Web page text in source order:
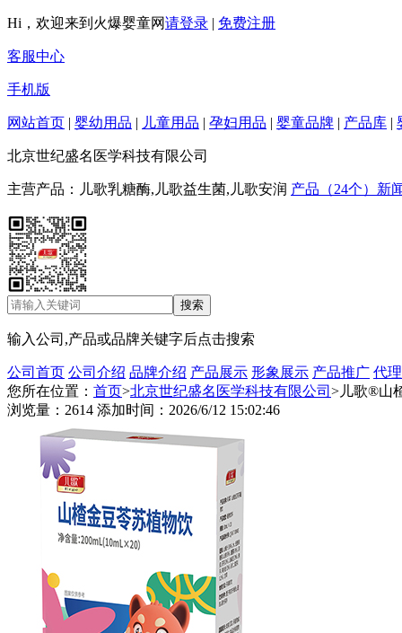
Hi，欢迎来到火爆婴童网请登录 | 免费注册
客服中心
手机版
网站首页 | 婴幼用品 | 儿童用品 | 孕妇用品 | 婴童品牌 | 产品库 |
北京世纪盛名医学科技有限公司
主营产品：儿歌乳糖酶,儿歌益生菌,儿歌安润 产品（24个） 新
输入公司,产品或品牌关键字后点击搜索
公司首页 公司介绍 品牌介绍 产品展示 形象展示 产品推广 代
您所在位置： 首页>北京世纪盛名医学科技有限公司 >儿歌®山
浏览量：2614 添加时间：2026/6/12 15:02:46